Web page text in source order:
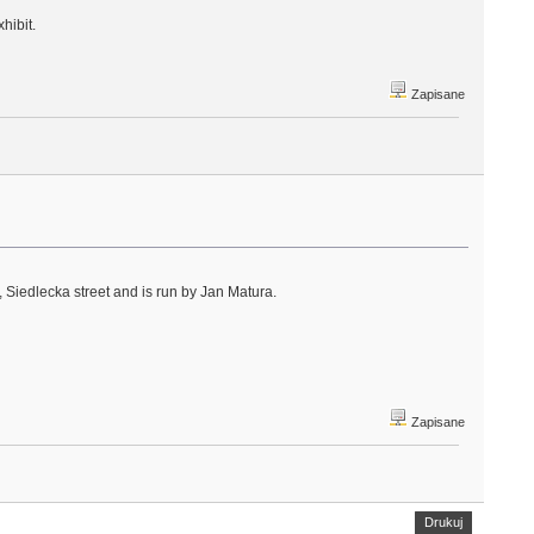
Zapisane
street and is run by Jan Matura.
Zapisane
Drukuj